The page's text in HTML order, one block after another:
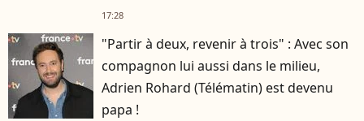
17:28
"Partir à deux, revenir à trois" : Avec son
compagnon lui aussi dans le milieu,
Adrien Rohard (Télématin) est devenu
papa !